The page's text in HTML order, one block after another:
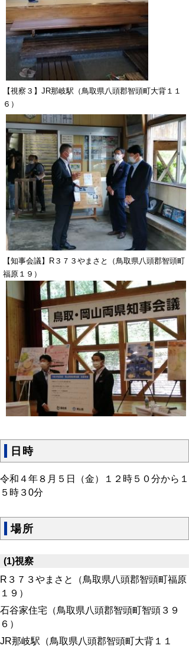
【視察３】JR那岐駅（鳥取県八頭郡智頭町大背１１
６）
【知事会議】R３７３やまさと（鳥取県八頭郡智頭町
福原１９）
日時
令和４年８月５日（金）１２時５０分から１
５時３0分
場所
(1)視察
R３７３やまさと（鳥取県八頭郡智頭町福原
１９）
石谷家住宅（鳥取県八頭郡智頭町智頭３９
６）
JR那岐駅（鳥取県八頭郡智頭町大背１１